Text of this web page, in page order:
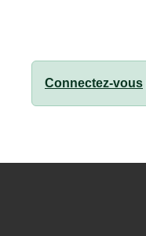
Connectez-vous